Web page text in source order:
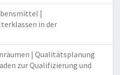
|
in der
| Qualitätsplanung
zur Qualifizierung und